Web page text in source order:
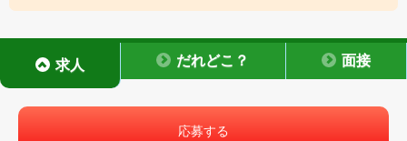
求人 だれどこ？ 面接
応募する